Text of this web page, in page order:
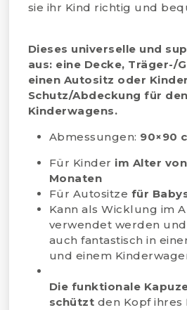
sie ihr Kind richtig und
Dieses universelle und
aus: eine Decke, Träger-/
einen Autositz oder
Schutz/Abdeckung für
Kinderwagens.
Abmessungen: 90×90
Für Kinder im Alter
Monaten
Für Autositze für
Kann als Wicklung im
verwendet werden
auch fantastisch in
und einem
Die funktionale
schützt den Kopf